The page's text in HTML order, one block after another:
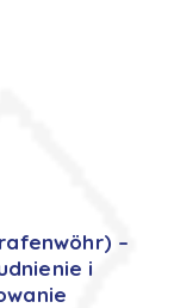
–
i